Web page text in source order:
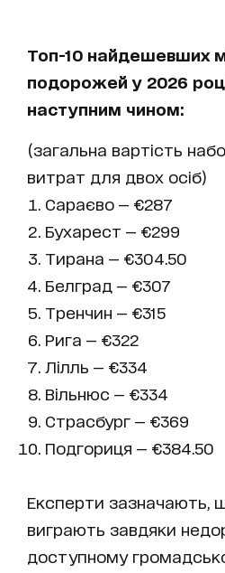
Топ-10 найдешевших
подорожей у 2026
наступним чином:
(загальна вартість
витрат для двох осіб)
Сараєво — €287
Бухарест — €299
Тирана — €304.50
Белград — €307
Тренчин — €315
Рига — €322
Лілль — €334
Вільнюс — €334
Страсбург — €369
Подгориця — €384.50
Експерти зазначають,
виграють завдяки
доступному